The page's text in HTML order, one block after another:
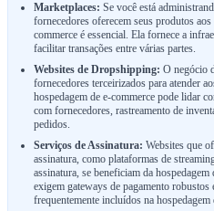
Marketplaces: Se você está
fornecedores oferecem seus produtos
commerce é essencial. Ela fornece a
facilitar transações entre várias partes.
Websites de Dropshipping: O negócio
fornecedores terceirizados para atender
hospedagem de e-commerce pode lidar
com fornecedores, rastreamento de
pedidos.
Serviços de Assinatura: Websites que
assinatura, como plataformas de
assinatura, se beneficiam da
exigem gateways de pagamento robustos
frequentemente incluídos na hospedagem